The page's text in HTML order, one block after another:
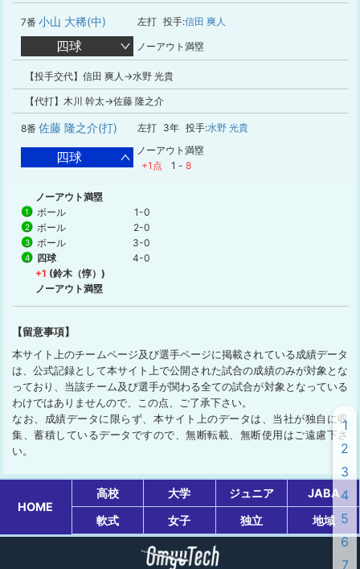
7番 小山 大稀(中) 左打 投手:信田 爽人
四球 ノーアウト満塁
【投手交代】信田 爽人→水野 光貴
【代打】木川 幹太→佐藤 隆之介
8番 佐藤 隆之介(打) 左打 3年 投手:水野 光貴
四球
ノーアウト満塁
+1点
1 - 8
ノーアウト満塁
1 ボール 1-0
2 ボール 2-0
3 ボール 3-0
4 四球
4-0
+1 (鈴木（惇）)
ノーアウト満塁
【留意事項】
本サイト上のチームページ及び選手ページに掲載されている成績データ
は、公式記録として本サイト上で公開された試合の成績のみが対象とな
っており、当該チーム及び選手が関わる全ての試合が対象となっている
わけではありませんので、この点、ご了承下さい。
なお、成績データに限らず、本サイト上のデータは、当社が独自に収
集、蓄積しているデータですので、無断転載、無断使用はご遠慮下さ
い。
HOME
高校 大学 ジュニア
JABA
軟式
女子 独立 地域
1
2
3
4
5
6
7